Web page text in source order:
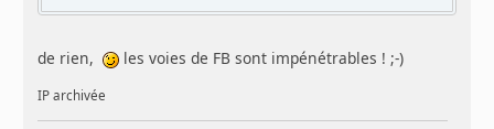
de rien, les voies de FB sont impénétrables ! ;-)
IP archivée